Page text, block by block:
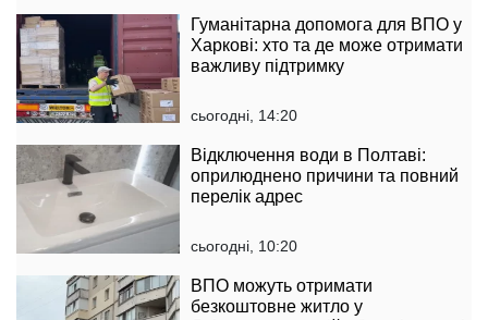
Гуманітарна допомога для ВПО у
Харкові: хто та де може отримати
важливу підтримку
сьогодні, 14:20
Відключення води в Полтаві:
оприлюднено причини та повний
перелік адрес
сьогодні, 10:20
ВПО можуть отримати
безкоштовне житло у